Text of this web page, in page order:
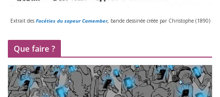
Extrait desFacéties du sapeur Camember, bande des­si­née créée par Christophe (1890)
Que faire ?